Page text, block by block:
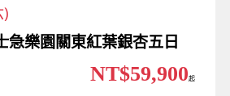
急樂園關東紅葉銀杏五日
NT$59,900起